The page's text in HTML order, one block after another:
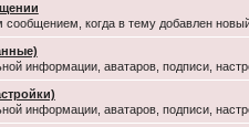
когда в тему добавлен
информации, аватаров, подписи,
информации, аватаров, подписи,